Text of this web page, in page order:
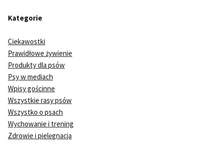
Kategorie
Ciekawostki
Prawidłowe żywienie
Produkty dla psów
Psy w mediach
Wpisy gościnne
Wszystkie rasy psów
Wszystko o psach
Wychowanie i trening
Zdrowie i pielęgnacja